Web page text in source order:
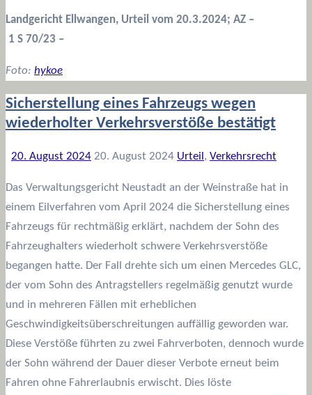
Landgericht Ellwangen, Urteil vom 20.3.2024; AZ –
1 S 70/23 –
Foto: hykoe
Sicherstellung eines Fahrzeugs wegen
wiederholter Verkehrsverstöße bestätigt
20. August 2024 20. August 2024 Urteil , Verkehrsrecht
Das Verwaltungsgericht Neustadt an der Weinstraße hat in
einem Eilverfahren vom April 2024 die Sicherstellung eines
Fahrzeugs für rechtmäßig erklärt, nachdem der Sohn des
Fahrzeughalters wiederholt schwere Verkehrsverstöße
begangen hatte. Der Fall drehte sich um einen Mercedes GLC,
der vom Sohn des Antragstellers regelmäßig genutzt wurde
und in mehreren Fällen mit erheblichen
Geschwindigkeitsüberschreitungen auffällig geworden war.
Diese Verstöße führten zu zwei Fahrverboten, dennoch wurde
der Sohn während der Dauer dieser Verbote erneut beim
Fahren ohne Fahrerlaubnis erwischt. Dies löste